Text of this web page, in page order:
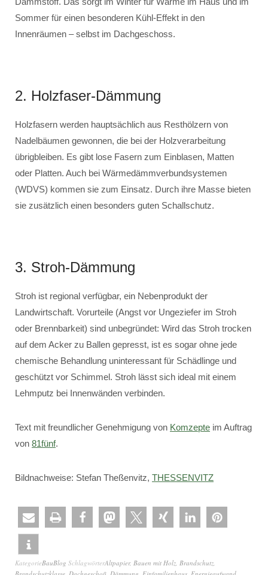
Sommer für einen besonderen Kühl-Effekt in den
Innenräumen – selbst im Dachgeschoss.
2. Holzfaser-Dämmung
Holzfasern werden hauptsächlich aus Resthölzern von
Nadelbäumen gewonnen, die bei der Holzverarbeitung
übrigbleiben. Es gibt lose Fasern zum Einblasen, Matten
oder Platten. Auch bei Wärmedämmverbundsystemen
(WDVS) kommen sie zum Einsatz. Durch ihre Masse bieten
sie zusätzlich einen besonders guten Schallschutz.
3. Stroh-Dämmung
Stroh ist regional verfügbar, ein Nebenprodukt der
Landwirtschaft. Vorurteile (Angst vor Ungeziefer im Stroh
oder Brennbarkeit) sind unbegründet: Wird das Stroh trocken
auf dem Acker zu Ballen gepresst, ist es sogar ohne jede
chemische Behandlung uninteressant für Schädlinge und
geschützt vor Schimmel. Stroh lässt sich ideal mit einem
Lehmputz bei Innenwänden verbinden.
Text mit freundlicher Genehmigung von Komzepte im Auftrag
von 81fünf.
Bildnachweise: Stefan Theßenvitz, THESSENVITZ
KategorieBauBlog SchlagwörterAltpapier, Bauen mit Holz, Brandschutz,